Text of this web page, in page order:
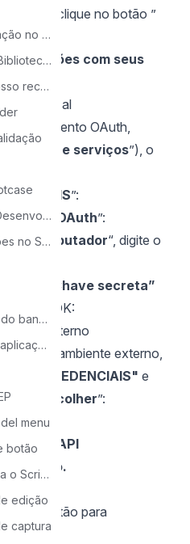
Como realizar uma publicação no Scriptcase - Típica
Criando e Utilizando uma Biblioteca no Scriptcase
Exclui minha aplicação, posso recuperá-la?
Gerando Diagnóstico de Desenvolvimento
Relatório Lista de Aplicações no Scriptcase
Melhorando performance do banco de dados com MySQL Tuner
Importando e Exportando aplicações no Scriptcase
menu
botão
Convertendo Projetos para o Scriptcase 9
edição
captura
e clique no botão ”
opções com seus
local
OAuth,
(“
APIs e serviços”), o
”:
do OAuth”:
computador“, digite o
Chave secreta”
em OK:
externo
em ambiente externo,
CREDENCIAIS" e
me a escolher”:
Drive API
usuário.
no botão para